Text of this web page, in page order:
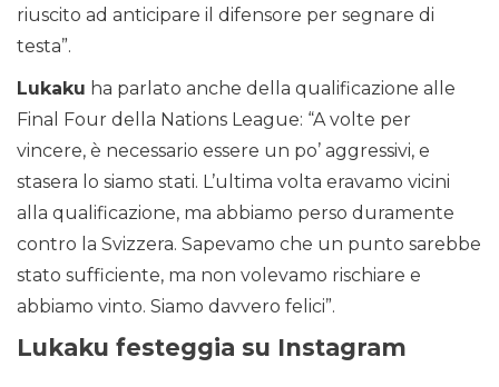
riuscito ad anticipare il difensore per segnare di
testa”.
Lukaku ha parlato anche della qualificazione alle
Final Four della Nations League: “A volte per
vincere, è necessario essere un po’ aggressivi, e
stasera lo siamo stati. L’ultima volta eravamo vicini
alla qualificazione, ma abbiamo perso duramente
contro la Svizzera. Sapevamo che un punto sarebbe
stato sufficiente, ma non volevamo rischiare e
abbiamo vinto. Siamo davvero felici”.
Lukaku festeggia su Instagram